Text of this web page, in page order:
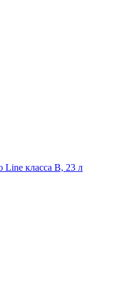
Line класса B, 23 л